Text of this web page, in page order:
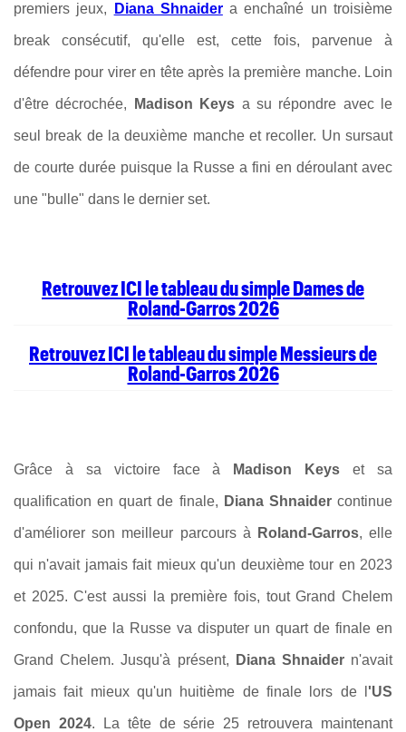
premiers jeux, Diana Shnaider a enchaîné un troisième
break consécutif, qu'elle est, cette fois, parvenue à
défendre pour virer en tête après la première manche. Loin
d'être décrochée, Madison Keys a su répondre avec le
seul break de la deuxième manche et recoller. Un sursaut
de courte durée puisque la Russe a fini en déroulant avec
une "bulle" dans le dernier set.
Retrouvez ICI le tableau du simple Dames de
Roland-Garros 2026
Retrouvez ICI le tableau du simple Messieurs de
Roland-Garros 2026
Grâce à sa victoire face à Madison Keys et sa
qualification en quart de finale, Diana Shnaidercontinue
d'améliorer son meilleur parcours à Roland-Garros, elle
qui n'avait jamais fait mieux qu'un deuxième tour en 2023
et 2025. C'est aussi la première fois, tout Grand Chelem
confondu, que la Russe va disputer un quart de finale en
Grand Chelem. Jusqu'à présent, Diana Shnaidern'avait
jamais fait mieux qu'un huitième de finale lors de l 'US
Open 2024. La tête de série 25 retrouvera maintenant